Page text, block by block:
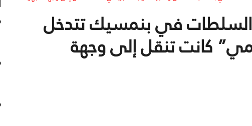
السلطات في بنمسيك تتدخل
كانت تنقل إلى وجهة